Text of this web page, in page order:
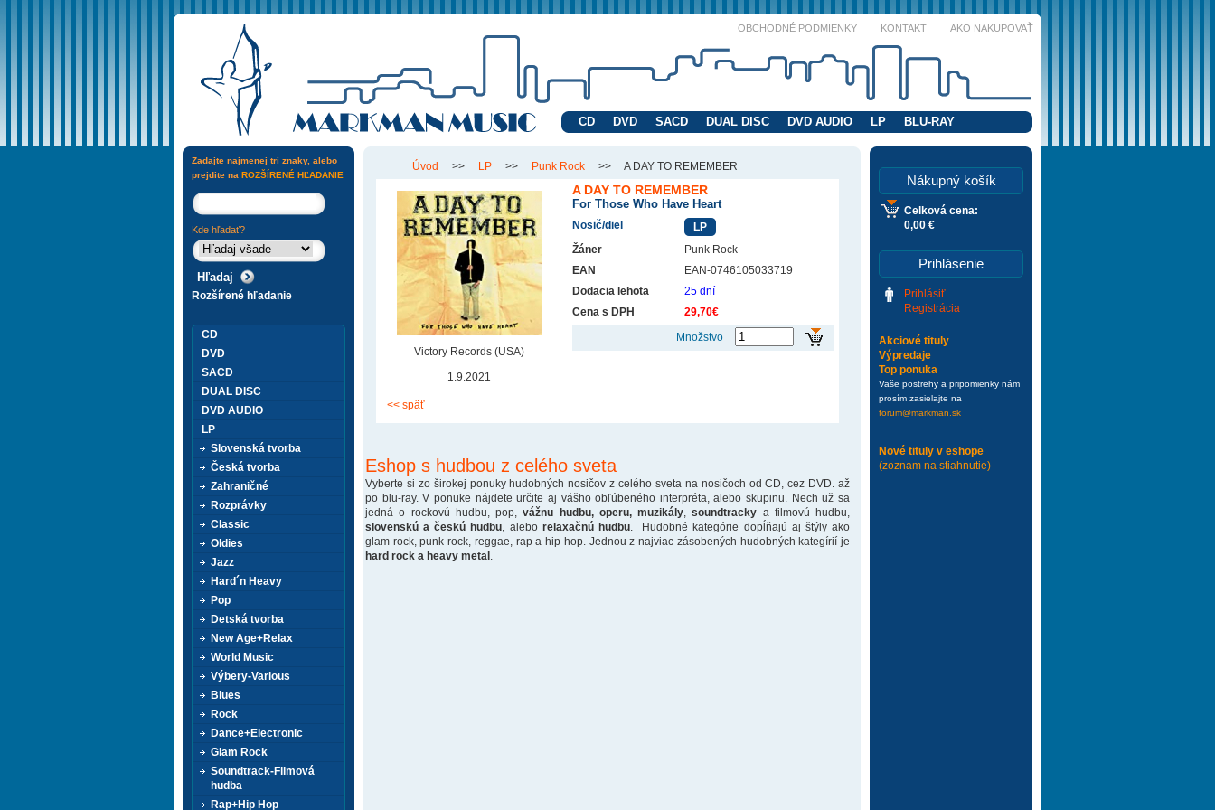
OBCHODNÉ PODMIENKY KONTAKT AKO NAKUPOVAŤ
CD DVD SACD DUAL DISC DVD AUDIO LP BLU-RAY
Úvod >> LP >> Punk Rock >> A DAY TO REMEMBER
Victory Records (USA)
1.9.2021
A DAY TO REMEMBER
For Those Who Have Heart
Nosič/diel
LP
Žáner
Punk Rock
EAN
EAN-0746105033719
Dodacia lehota
25 dní
Cena s DPH
29,70€
Množstvo
<< späť
Eshop s hudbou z celého sveta
Vyberte si zo širokej ponuky hudobných nosičov z celého sveta na nosičoch od CD, cez DVD. až
po blu-ray. V ponuke nájdete určite aj vášho obľúbeného interpréta, alebo skupinu. Nech už sa
jedná o rockovú hudbu, pop,vážnu hudbu, operu, muzikály ,soundtracky a filmovú hudbu,
slovenskú a českú hudbu , alebo relaxačnú hudbu. Hudobné kategórie dopĺňajú aj štýly ako
glam rock, punk rock, reggae, rap a hip hop. Jednou z najviac zásobených hudobných kategírií je
hard rock a heavy metal
Nákupný košík
Celková cena:
0,00 €
Prihlásenie
Prihlásiť
Registrácia
Akciové tituly
Výpredaje
Top ponuka
Vaše postrehy a pripomienky nám
prosím zasielajte na
forum@markman.sk
Nové tituly v eshope
(zoznam na stiahnutie)
Zadajte najmenej tri znaky, alebo
prejdite na ROZŠÍRENÉ HĽADANIE
Kde hľadať?
Rozšírené hľadanie
CD
DVD
SACD
DUAL DISC
DVD AUDIO
LP
Slovenská tvorba
Česká tvorba
Zahraničné
Rozprávky
Classic
Oldies
Jazz
Hard´n Heavy
Pop
Detská tvorba
New Age+Relax
World Music
Výbery-Various
Blues
Rock
Dance+Electronic
Glam Rock
Soundtrack-Filmová
hudba
Rap+Hip Hop